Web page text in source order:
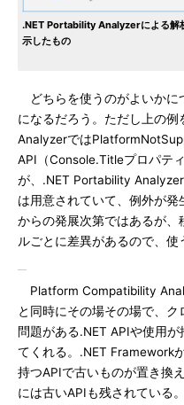
.NET Portability Analyzerによる解
示したもの
どちらを使うのがよいかに
になるだろう。ただし上の
Analyzerでは
API（Console.Titleプロパテ
が、.NET Portability
は用意されていて、例外が
からの発展次第ではあるが
ルごとに差異があるので、使
Platform Compatibility
と同時にその場その場で、
問題がある.NET APIや使用
てくれる。.NET Framework
持つAPIで古いものが置き換
には古いAPIも残されている